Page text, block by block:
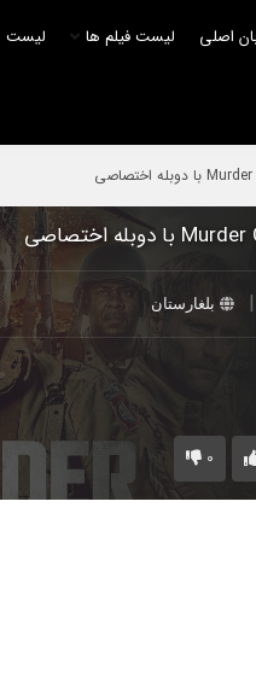
اصلی لیست فیلم ها لیست
| بلغارستان
0